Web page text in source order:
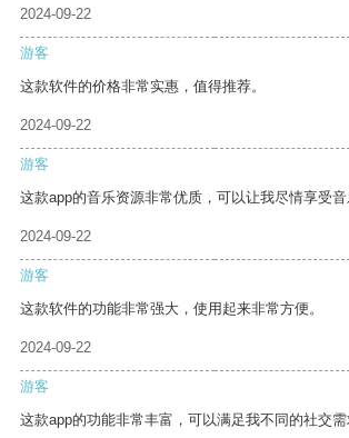
2024-09-22
游客
这款软件的价格非常实惠，值得推荐。
2024-09-22
游客
这款app的音乐资源非常优质，可以让我尽情享受音
2024-09-22
游客
这款软件的功能非常强大，使用起来非常方便。
2024-09-22
游客
这款app的功能非常丰富，可以满足我不同的社交需